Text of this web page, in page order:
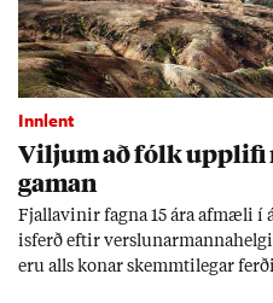
Innlent
Vilj­um að fólk upp­lifi
gam­an
Fjalla­vin­ir fagna 15 ára af­mæli í
is­ferð eft­ir
eru alls kon­ar skemmti­leg­ar